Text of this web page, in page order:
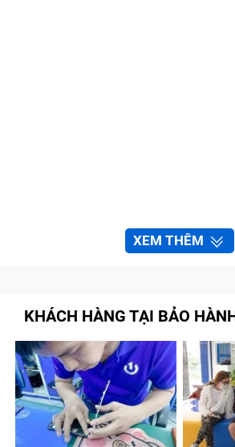
XEM THÊM
KHÁCH HÀNG TẠI BẢO